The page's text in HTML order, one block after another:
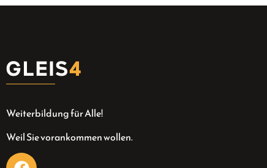
Weiterbildung für Alle!
Weil Sie vorankommen wollen.